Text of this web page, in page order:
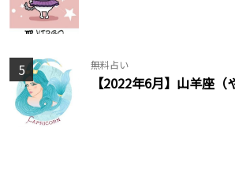
5 無料占い
【2022年6月】山羊座